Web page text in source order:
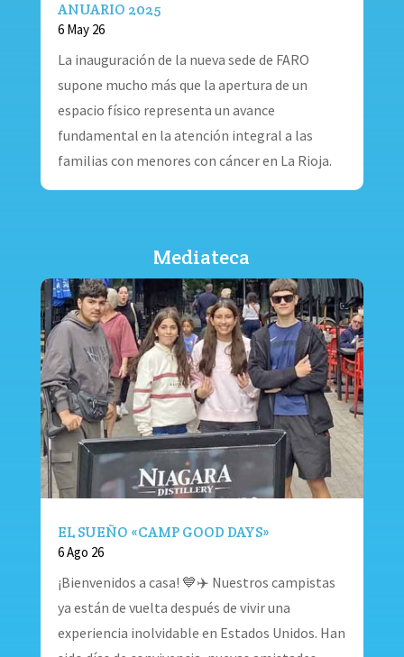
ANUARIO 2025
6 May 26
La inauguración de la nueva sede de FARO
supone mucho más que la apertura de un
espacio físico representa un avance
fundamental en la atención integral a las
familias con menores con cáncer en La Rioja.
Mediateca
EL SUEÑO «CAMP GOOD DAYS»
6 Ago 26
¡Bienvenidos a casa! 💙✈️ Nuestros campistas
ya están de vuelta después de vivir una
experiencia inolvidable en Estados Unidos. Han